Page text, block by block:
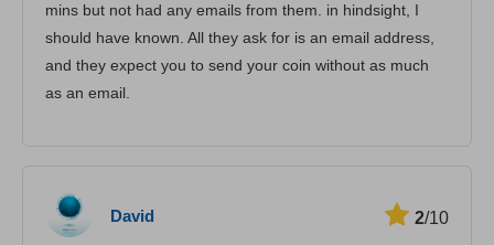
mins but not had any emails from them. in hindsight, I
should have known. All they ask for is an email address,
and they expect you to send your coin without as much
as an email.
David 2/10